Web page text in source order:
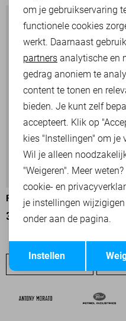
-25%
PME LEGEND T-SHIRT
37,50 49,99
Personalisatie
Analytische cookies
Marketing cookies
om je gebruikservaring
functionele cookies
werkt. Daarnaast
partners analytische en
gedrag anoniem te
content te tonen en
bieden. Je kunt zelf
accepteert. Klik op
kies "Instellingen" om je
Wil je alleen
"Weigeren". Meer weten?
cookie- en
je instellingen
onder aan de pagina.
Instellen